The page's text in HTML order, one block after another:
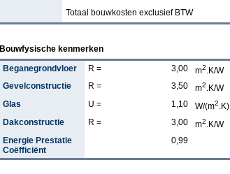
Totaal bouwkosten exclusief BTW
Bouwfysische kenmerken
Beganegrondvloer
R = 3,00 m2.K/W
Gevelconstructie
R = 3,50 m2.K/W
Glas
U = 1,10 W/(m2.K)
Dakconstructie
R = 3,00 m2.K/W
Energie Prestatie
Coëfficiënt
0,99